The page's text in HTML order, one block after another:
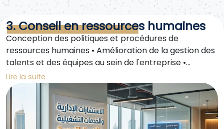
3. Conseil en ressources humaines
Conception des politiques et procédures de
ressources humaines • Amélioration de la gestion des
talents et des équipes au sein de l'entreprise •
Fourniture de solutions pour le recrutement, la
formation et la motivation des employés •
Accompagnement de la conformité avec la
réglementation locale du travail et les
réglementations de localisation
Lire la suite